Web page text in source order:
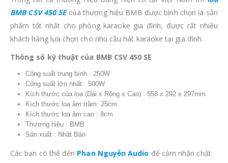
Công suất lớn nhất : 500W
Kích thước của loa (Dài x Rộng x Cao) : 558 x 292 x 297mm
Kích thước loa âm trầm: 25cm
Kích thước loa âm cao : 8cm
Thương hiệu : BMB
Sản xuất : Nhật Bản
Các bạn có thể đếnPhan Nguyễn Audio
lượng âm thanh mà loa BMB CSN 45SE mang lại.
THÔNG TIN BỔ SUNG